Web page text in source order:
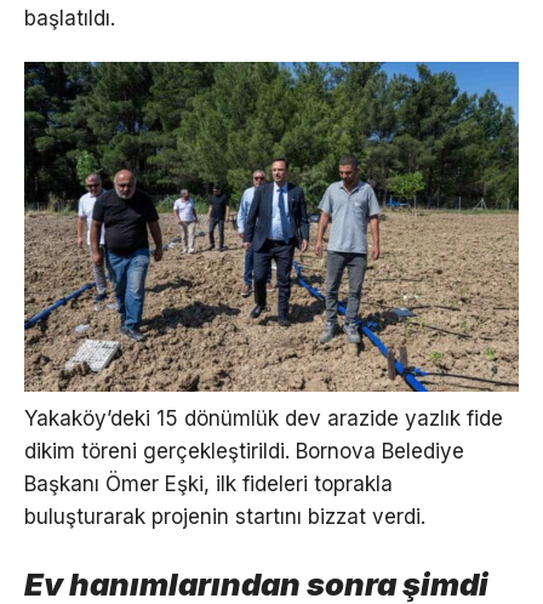
başlatıldı.
Yakaköy’deki 15 dönümlük dev arazide yazlık fide
dikim töreni gerçekleştirildi. Bornova Belediye
Başkanı Ömer Eşki, ilk fideleri toprakla
buluşturarak projenin startını bizzat verdi.
Ev hanımlarından sonra şimdi